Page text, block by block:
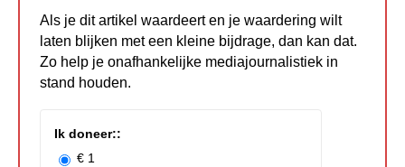
Als je dit artikel waardeert en je waardering wilt
laten blijken met een kleine bijdrage, dan kan dat.
Zo help je onafhankelijke mediajournalistiek in
stand houden.
Ik doneer::
€ 1